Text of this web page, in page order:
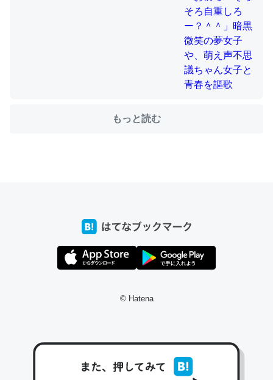
私も3年前ぐらいに祖母の家に設置した。ポケットWifiみ
たいなのでネット環境作ったけどAlexaしか使わないので
回線代ほとんどかからないですよ。参考：
https://toyoshi.hatenablog.com/entry/2019/05/15/1805
コミュニケーションが劇的に変化した｜tayorini by LIFULL介護
で、気になる場合はにんにくだけ加熱してから加えたりガ
─野菜が止まらなくなる南フランス発祥の万能ソース「アイオリソ
ース」の作り方をビストロ居酒屋のシェフに聞いてみた - メシ通 | ホ
スペインにもアリオリソースがあり、それも美味しいんだ
けど、読み方が違うだけで同じものを指すのか、また違う
もっと読む
© Hatena